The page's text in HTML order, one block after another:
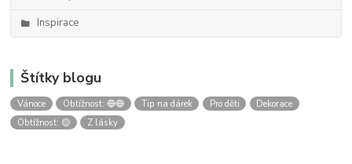
Inspirace
Štítky blogu
Vánoce Obtížnost: 🔵🔵 Tip na dárek Pro děti
Dekorace
Obtížnost: 🟡
Z lásky